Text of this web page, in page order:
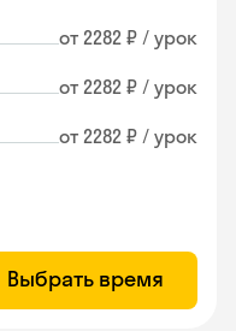
от 2282 ₽ / урок
от 2282 ₽ / урок
от 2282 ₽ / урок
Выбрать время